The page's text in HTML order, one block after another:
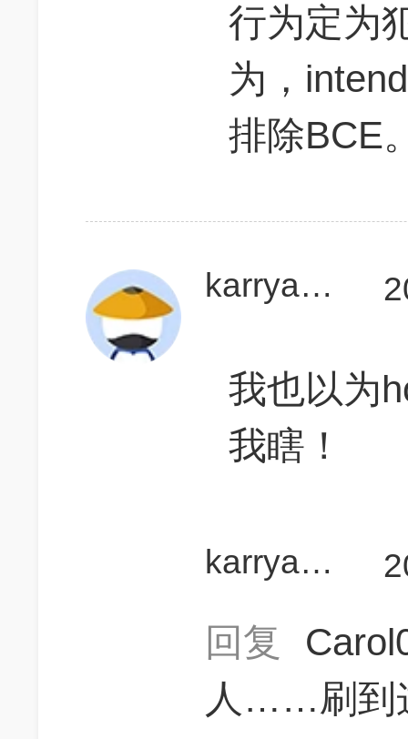
行为定为
为，
排除BCE
karryaskyou700
我也以为
我瞎！
karryaskyou700
回复
人……刷到